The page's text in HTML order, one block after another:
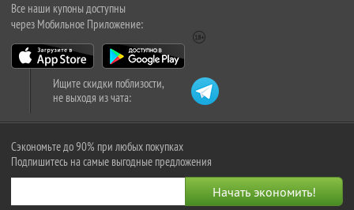
Все наши купоны доступны
через Мобильное Приложение:
Ищите скидки поблизости,
не выходя из чата:
Сэкономьте до 90% при любых покупках
Подпишитесь на самые выгодные предложения